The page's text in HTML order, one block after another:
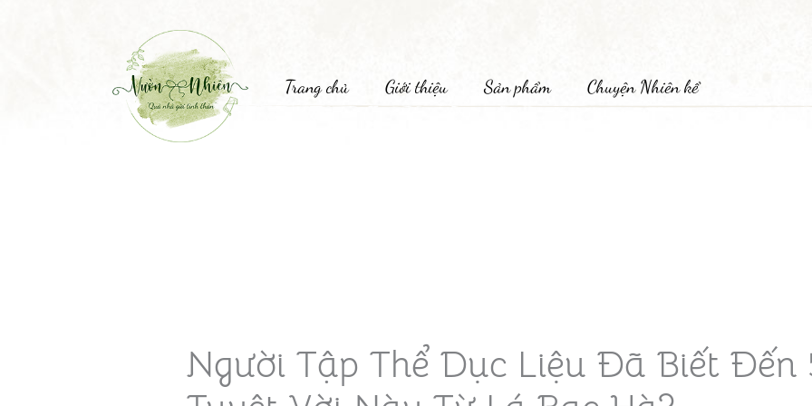
Trang chủ Giới thiệu Sản phẩm Chuyện Nhiên kể
Người Tập Thể Dục Liệu Đã Biết Đến